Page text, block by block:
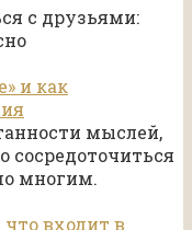
с друзьями:
и как
мыслей,
сосредоточиться
многим.
что входит в